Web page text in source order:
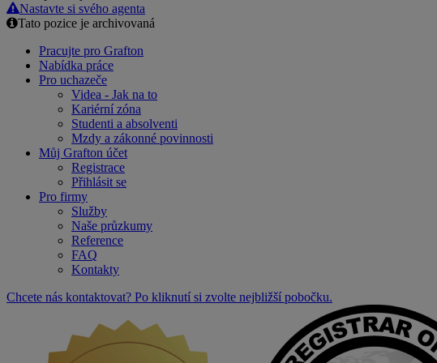
Nastavte si svého agenta
Tato pozice je archivovaná
Pracujte pro Grafton
Nabídka práce
Pro uchazeče
Videa - Jak na to
Kariérní zóna
Studenti a absolventi
Mzdy a zákonné povinnosti
Můj Grafton účet
Registrace
Přihlásit se
Pro firmy
Služby
Naše průzkumy
Reference
FAQ
Kontakty
Chcete nás kontaktovat? Po kliknutí si zvolte nejbližší pobočku.